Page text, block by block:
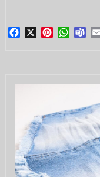
Facebook
X Pinterest